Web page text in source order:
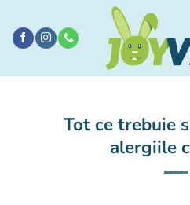
conținut
Tot ce trebuie
alergiile